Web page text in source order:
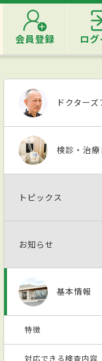
会員登録 ロ
ドクター
検診・治療
トピックス
お知らせ
基本情報
特徴
対応できる検査内容